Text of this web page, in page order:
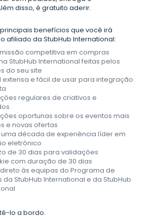
disso, é gratuito aderir.
benefícios que você irá
afiliado da StubHub International:
competitiva em compras
StubHub International feitas pelos
do seu site
extensa e fácil de usar para integração
regulares de criativos e
oportunas sobre os eventos mais
e novas ofertas
uma década de experiência líder em
eletrônico
de 30 dias para validações
com duração de 30 dias
às equipas do Programa de
da StubHub International e da StubHub
lo a bordo.